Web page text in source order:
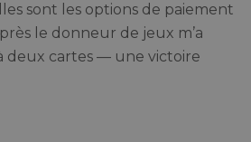
sont les options de paiement
le donneur de jeux m’a
deux cartes — une victoire